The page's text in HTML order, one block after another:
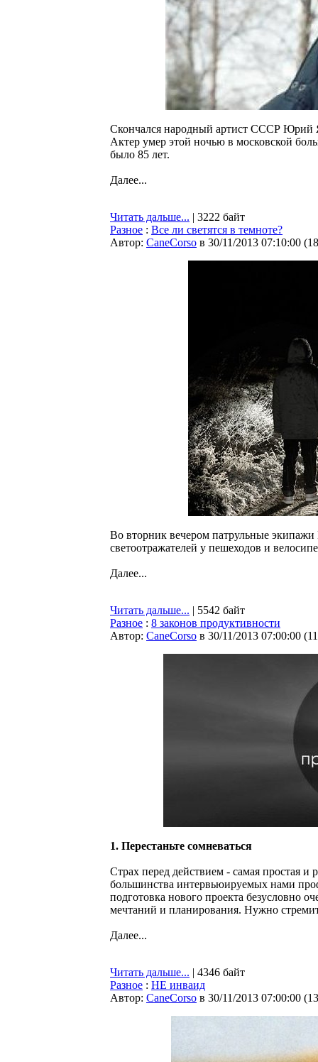
Скончался народный артист СССР Юрий
Актер умер этой ночью в московской
было 85 лет.
Далее...
Читать дальше... | 3222 байт
Разное : Все ли светятся в темноте?
Автор: CaneCorso в 30/11/2013 07:10:00 (
Во вторник вечером патрульные
светоотражателей у пешеходов и
Далее...
Читать дальше... | 5542 байт
Разное : 8 законов продуктивности
Автор: CaneCorso в 30/11/2013 07:00:00 (
1. Перестаньте сомневаться
Страх перед действием - самая простая
большинства интервьюируемых нами
подготовка нового проекта безусловно
мечтаний и планирования. Нужно
Далее...
Читать дальше... | 4346 байт
Разное : НЕ инваид
Автор: CaneCorso в 30/11/2013 07:00:00 (